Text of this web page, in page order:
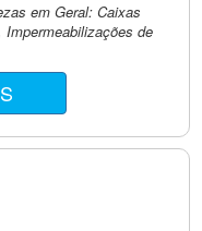
em Geral: Caixas
de